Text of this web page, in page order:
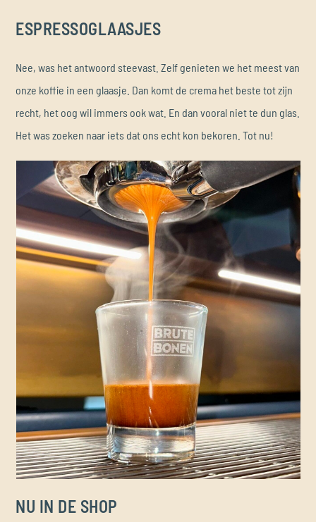
ESPRESSOGLAASJES
Nee, was het antwoord steevast. Zelf genieten we het meest van
onze koffie in een glaasje. Dan komt de crema het beste tot zijn
recht, het oog wil immers ook wat. En dan vooral niet te dun glas.
Het was zoeken naar iets dat ons echt kon bekoren. Tot nu!
NU IN DE SHOP